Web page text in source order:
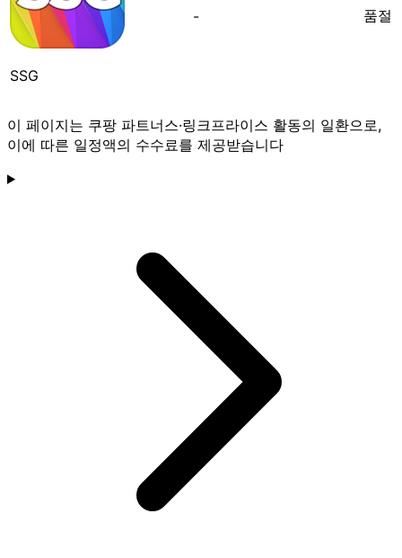
SSG
- 품절
이 페이지는 쿠팡 파트너스·링크프라이스 활동의 일환으로,
이에 따른 일정액의 수수료를 제공받습니다